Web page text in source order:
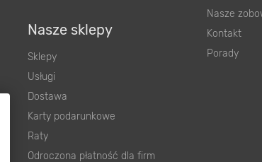
Nasze sklepy
Sklepy
Usługi
Dostawa
Karty podarunkowe
Raty
Odroczona płatność dla firm
Nasze
Kontakt
Porady